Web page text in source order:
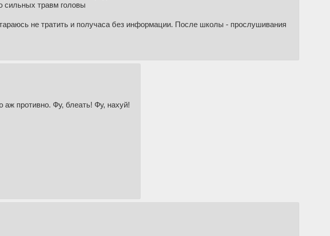
сильных травм головы
не тратить и получаса без информации. После школы - прослушивания
аж противно. Фу, блеать! Фу, нахуй!